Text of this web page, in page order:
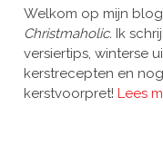
Welkom op mijn
Christmaholic. Ik
versiertips, winterse
kerstrecepten en
kerstvoorpret! Lees